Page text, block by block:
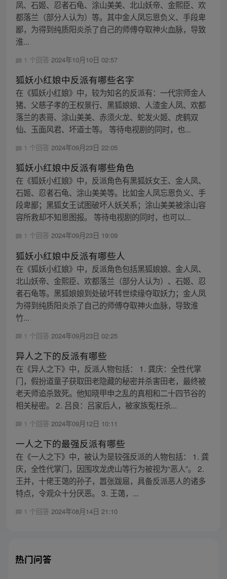
凤、石姬、忍者石龟、涂山美美、北山妖帝、金熙臣、欢
都落兰（部分人认为）等。其中金人凤忘恩负义、手段卑
鄙，为得到纯质阳炎杀了自己的师傅夺取神火血脉，导致
淮...
1 个回答 2024年10月10日 02:57
狐妖小红娘中反派有哪些名字
在《狐妖小红娘》中，较为知名的反派有：一代宗师金人
猪、父慈子孝的王权景行、黑狐娘娘、人渣金人凤、欢都
落兰的表哥、涂山美美、赤须火龙、蛇发火姬、虎鹤双
仙、玉面风君、坏道士等。 等待电视剧的同时，也...
1 个回答 2024年09月23日 22:05
狐妖小红娘中反派有哪些角色
在《狐妖小红娘》中，反派角色有黑狐妖女王、金人凤、
石姬、忍者石龟、涂山美美等。比如金人凤忘恩负义、手
段卑鄙；黑狐女王试图破坏人妖关系；涂山美美被涂山容
容所救却不知恩图报。 等待电视剧的同时，也可以...
1 个回答 2024年09月23日 19:09
狐妖小红娘中反派有哪些人
在《狐妖小红娘》中，反派角色包括黑狐娘娘、金人凤、
北山妖帝、金熙臣、欢都落兰（部分人认为）、石姬、忍
者石龟等。黑狐娘娘到处破坏转世续缘夺取妖力；金人凤
为得到纯质阳炎杀了自己的师傅夺取神火血脉，导致淮
竹...
1 个回答 2024年09月23日 02:25
异人之下的反派有哪些
在《异人之下》中，反派人物包括： 1. 龚庆：全性代掌
门，假扮道童子获取田老隐藏的秘密并杀害田老，最终被
老天师追杀致死。他知晓甲申之乱的真相和二十四节谷的
相关秘密。 2. 吕良：吕家后人，被家族冤枉杀...
1 个回答 2024年09月12日 10:11
一人之下的最强反派有哪些
在《一人之下》中，被认为是较强反派的人物包括： 1. 龚
庆，全性代掌门，因围攻龙虎山等行为被视为“恶人”。 2.
王并，十佬王蔼的孙子，嚣张跋扈，具备反派恶人的诸多
特点，令观众十分厌恶。 3. 王蔼，...
1 个回答 2024年08月14日 21:10
热门问答